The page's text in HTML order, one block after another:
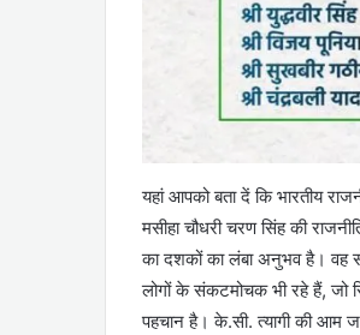
यहां आपको बता दें कि भारतीय
मसीहा चौधरी चरण सिंह की
का दशकों का लंबा अनुभव है। वह
लोगों के संकटमोचक भी रहे हैं, जो
पहचान है। के.सी. त्यागी की आम